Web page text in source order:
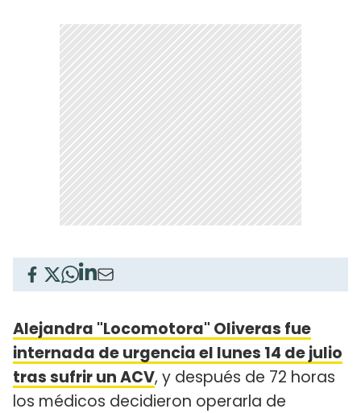
Alejandra "Locomotora" Oliveras fue
internada de urgencia el lunes 14 de julio
tras sufrir un ACV, y después de 72 horas
los médicos decidieron operarla de